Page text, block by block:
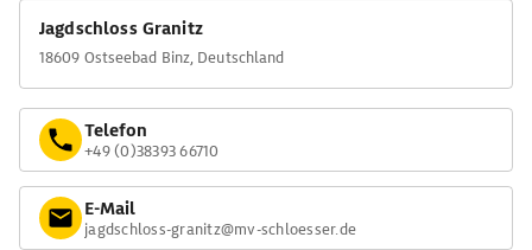
Jagdschloss Granitz
18609 Ostseebad Binz, Deutschland
Telefon
+49 (0)38393 66710
E-Mail
jagdschloss-granitz@mv-schloesser.de